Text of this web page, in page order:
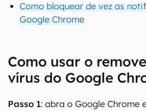
Como bloquear de vez as
Google Chrome
Como usar o
vírus do Google
Passo 1: abra o Google Chrome